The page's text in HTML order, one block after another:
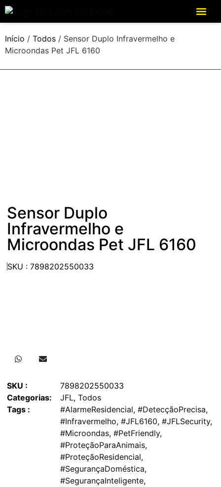
Início / Todos / Sensor Duplo Infravermelho e
Microondas Pet JFL 6160
Sensor Duplo
Infravermelho e
Microondas Pet JFL 6160
SKU : 7898202550033
SKU :
7898202550033
Categorias:
JFL, Todos
Tags :
#AlarmeResidencial, #DetecçãoPrecisa,
#Infravermelho, #JFL6160, #JFLSecurity,
#Microondas, #PetFriendly,
#ProteçãoParaAnimais,
#ProteçãoResidencial,
#SegurançaDoméstica,
#SegurançaInteligente,